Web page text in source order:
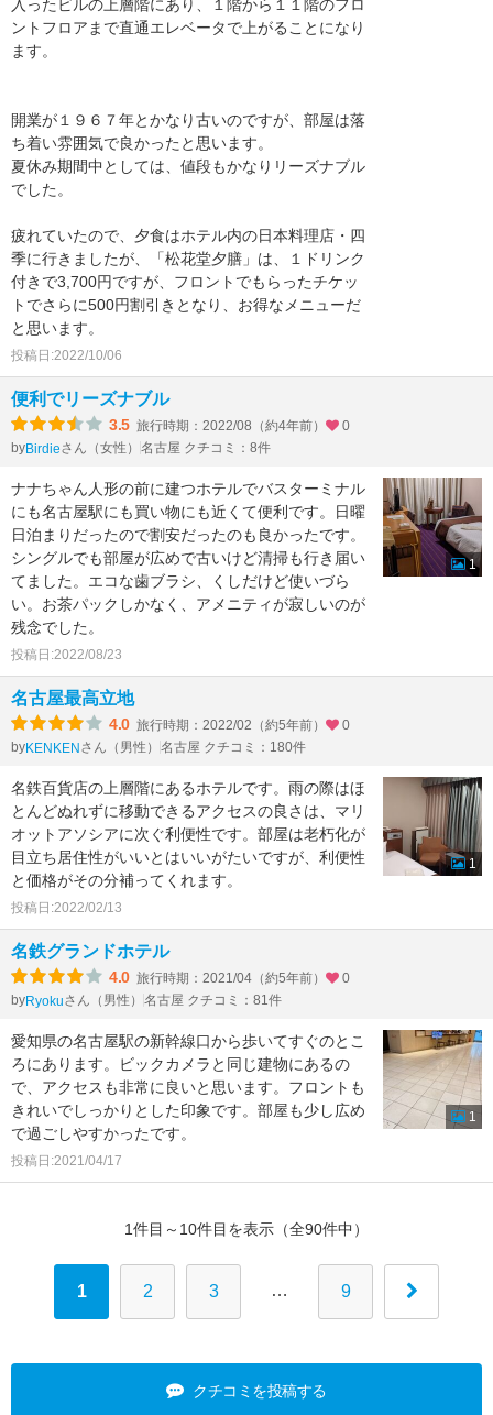
入ったビルの上層階にあり、１階から１１階のフロ
ントフロアまで直通エレベータで上がることになり
ます。
開業が１９６７年とかなり古いのですが、部屋は落
ち着い雰囲気で良かったと思います。
夏休み期間中としては、値段もかなりリーズナブル
でした。
疲れていたので、夕食はホテル内の日本料理店・四
季に行きましたが、「松花堂夕膳」は、１ドリンク
付きで3,700円ですが、フロントでもらったチケッ
トでさらに500円割引きとなり、お得なメニューだ
と思います。
投稿日:2022/10/06
便利でリーズナブル
3.5 旅行時期：2022/08（約4年前）
0
byBirdieさん（女性） 名古屋 クチコミ：8件
ナナちゃん人形の前に建つホテルでバスターミナル
にも名古屋駅にも買い物にも近くて便利です。日曜
日泊まりだったので割安だったのも良かったです。
シングルでも部屋が広めで古いけど清掃も行き届い
てました。エコな歯ブラシ、くしだけど使いづら
い。お茶パックしかなく、アメニティが寂しいのが
残念でした。
投稿日:2022/08/23
1
名古屋最高立地
4.0 旅行時期：2022/02（約5年前）
0
byKENKENさん（男性） 名古屋 クチコミ：180件
名鉄百貨店の上層階にあるホテルです。雨の際はほ
とんどぬれずに移動できるアクセスの良さは、マリ
オットアソシアに次ぐ利便性です。部屋は老朽化が
目立ち居住性がいいとはいいがたいですが、利便性
と価格がその分補ってくれます。
投稿日:2022/02/13
1
名鉄グランドホテル
4.0 旅行時期：2021/04（約5年前）
0
byRyokuさん（男性） 名古屋 クチコミ：81件
愛知県の名古屋駅の新幹線口から歩いてすぐのとこ
ろにあります。ビックカメラと同じ建物にあるの
で、アクセスも非常に良いと思います。フロントも
きれいでしっかりとした印象です。部屋も少し広め
で過ごしやすかったです。
投稿日:2021/04/17
1
1件目～10件目を表示（全90件中）
1 2 3 … 9
クチコミを投稿する